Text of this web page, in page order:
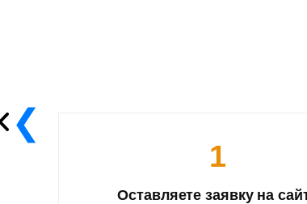
1
Оставляете заявку на